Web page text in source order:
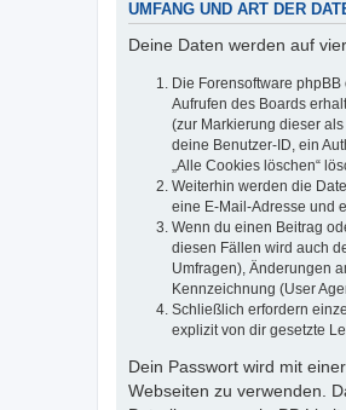
UMFANG UND ART DER
Deine Daten werden auf
Die Forensoftware
Aufrufen des Boards
(zur Markierung dieser
deine Benutzer-ID, ein
„Alle Cookies löschen“
Weiterhin werden die
eine E-Mail-Adresse und
Wenn du einen Beitrag
diesen Fällen wird auch
Umfragen), Änderungen
Kennzeichnung (User
Schließlich erfordern
explizit von dir gesetzte
Dein Passwort wird mit
Webseiten zu verwenden.